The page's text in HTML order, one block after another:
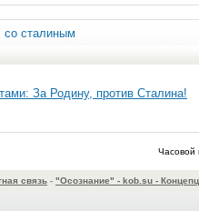
со сталиным
За Родину, против Сталина!
Часовой
связь - "Осознание" - kob.su -